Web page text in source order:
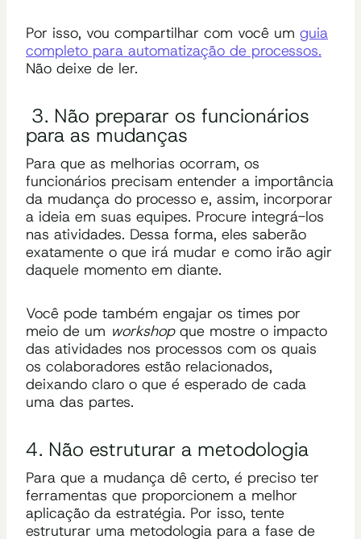
Por isso, vou compartilhar com você um guia
completo para automatização de processos.
Não deixe de ler.
3. Não preparar os funcionários
para as mudanças
Para que as melhorias ocorram, os
funcionários precisam entender a importância
da mudança do processo e, assim, incorporar
a ideia em suas equipes. Procure integrá-los
nas atividades. Dessa forma, eles saberão
exatamente o que irá mudar e como irão agir
daquele momento em diante.
Você pode também engajar os times por
meio de um workshopque mostre o impacto
das atividades nos processos com os quais
os colaboradores estão relacionados,
deixando claro o que é esperado de cada
uma das partes.
4. Não estruturar a metodologia
Para que a mudança dê certo, é preciso ter
ferramentas que proporcionem a melhor
aplicação da estratégia. Por isso, tente
estruturar uma metodologia para a fase de